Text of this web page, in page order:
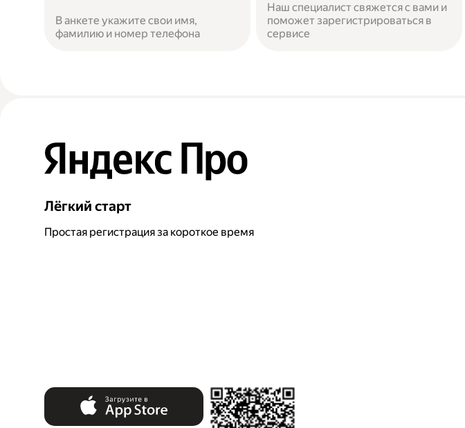
В анкете укажите свои имя,
фамилию и номер телефона
Наш специалист свяжется с вами и
поможет зарегистрироваться в
сервисе
Лёгкий старт
Простая регистрация за короткое время